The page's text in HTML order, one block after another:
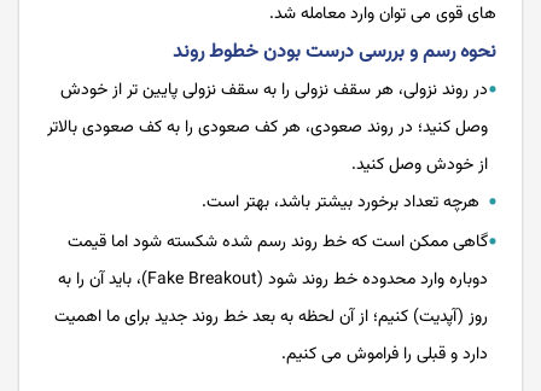
های قوی می توان وارد معامله شد.
نحوه رسم و بررسی درست بودن خطوط روند
در روند نزولی، هر سقف نزولی را به سقف نزولی پایین ‌‌‌‌‌‌‌‌‌‌‌‌تر از خودش
وصل کنید؛ در روند صعودی، هر کف صعودی را به کف صعودی بالاتر
از خودش وصل کنید.
هرچه تعداد برخورد بیشتر باشد، بهتر است.
گاهی ممکن است که خط روند رسم شده شکسته شود اما قیمت
دوباره وارد محدوده خط روند شود (Fake Breakout)، باید آن را به
روز (آپدیت) کنیم؛ از آن لحظه به بعد خط روند جدید برای ما اهمیت
دارد و قبلی را فراموش می کنیم.